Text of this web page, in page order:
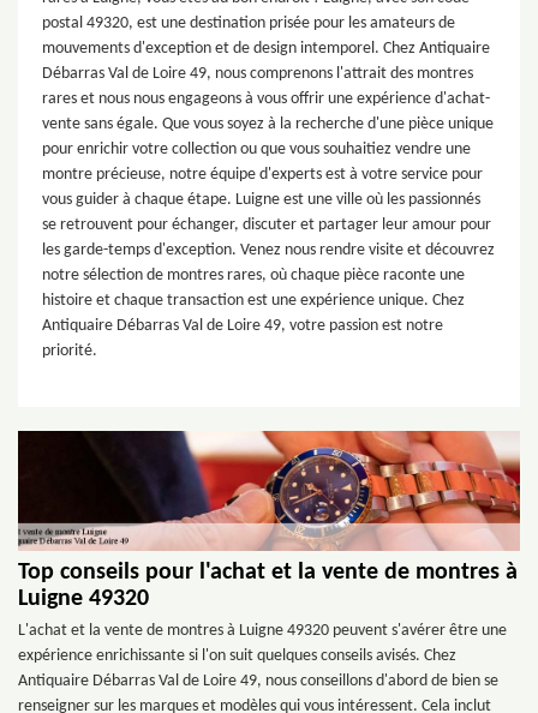
postal 49320, est une destination prisée pour les amateurs de
mouvements d'exception et de design intemporel. Chez Antiquaire
Débarras Val de Loire 49, nous comprenons l'attrait des montres
rares et nous nous engageons à vous offrir une expérience d'achat-
vente sans égale. Que vous soyez à la recherche d'une pièce unique
pour enrichir votre collection ou que vous souhaitiez vendre une
montre précieuse, notre équipe d'experts est à votre service pour
vous guider à chaque étape. Luigne est une ville où les passionnés
se retrouvent pour échanger, discuter et partager leur amour pour
les garde-temps d'exception. Venez nous rendre visite et découvrez
notre sélection de montres rares, où chaque pièce raconte une
histoire et chaque transaction est une expérience unique. Chez
Antiquaire Débarras Val de Loire 49, votre passion est notre
priorité.
Top conseils pour l'achat et la vente de montres à
Luigne 49320
L'achat et la vente de montres à Luigne 49320 peuvent s'avérer être une
expérience enrichissante si l'on suit quelques conseils avisés. Chez
Antiquaire Débarras Val de Loire 49, nous conseillons d'abord de bien se
renseigner sur les marques et modèles qui vous intéressent. Cela inclut